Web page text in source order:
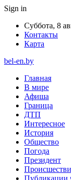
Sign in
Суббота, 8
Контакты
Карта
bel-en.by
Главная
В мире
Афиша
Граница
ДТП
Интересное
История
Общество
Погода
Президент
Публикации